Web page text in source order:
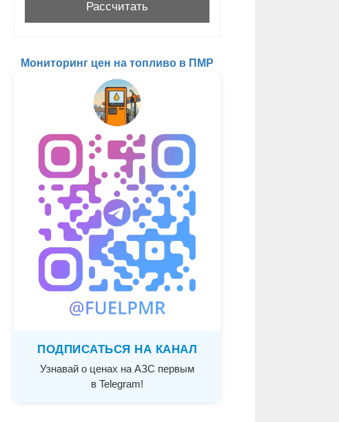
Мониторинг цен на топливо в ПМР
ПОДПИСАТЬСЯ НА КАНАЛ
Узнавай о ценах на АЗС первым
в Telegram!